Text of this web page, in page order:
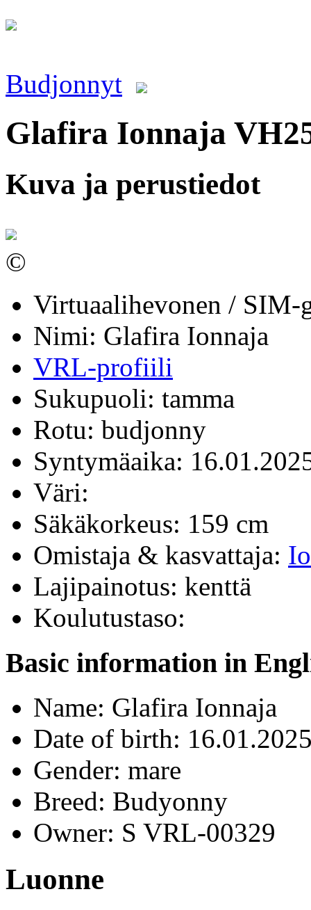
Budjonnyt
Glafira Ionnaja
Kuva ja perustiedot
©
Virtuaalihevonen / SIM-
Nimi: Glafira Ionnaja
VRL-profiili
Sukupuoli: tamma
Rotu: budjonny
Syntymäaika:
Väri:
Säkäkorkeus: 159 cm
Omistaja & kasvattaja:
Lajipainotus: kenttä
Koulutustaso:
Basic information in
Name: Glafira Ionnaja
Date of birth:
Gender: mare
Breed: Budyonny
Owner: S VRL-00329
Luonne